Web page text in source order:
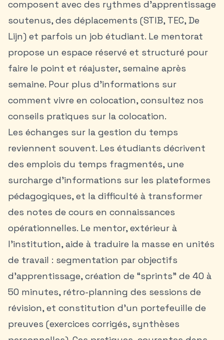
composent avec des rythmes d’apprentissage
soutenus, des déplacements (STIB, TEC, De
Lijn) et parfois un job étudiant. Le mentorat
propose un espace réservé et structuré pour
faire le point et réajuster, semaine après
semaine. Pour plus d’informations sur
comment vivre en colocation, consultez nos
conseils pratiques sur la colocation.
Les échanges sur la gestion du temps
reviennent souvent. Les étudiants décrivent
des emplois du temps fragmentés, une
surcharge d’informations sur les plateformes
pédagogiques, et la difficulté à transformer
des notes de cours en connaissances
opérationnelles. Le mentor, extérieur à
l’institution, aide à traduire la masse en unités
de travail : segmentation par objectifs
d’apprentissage, création de “sprints” de 40 à
50 minutes, rétro-planning des sessions de
révision, et constitution d’un portefeuille de
preuves (exercices corrigés, synthèses